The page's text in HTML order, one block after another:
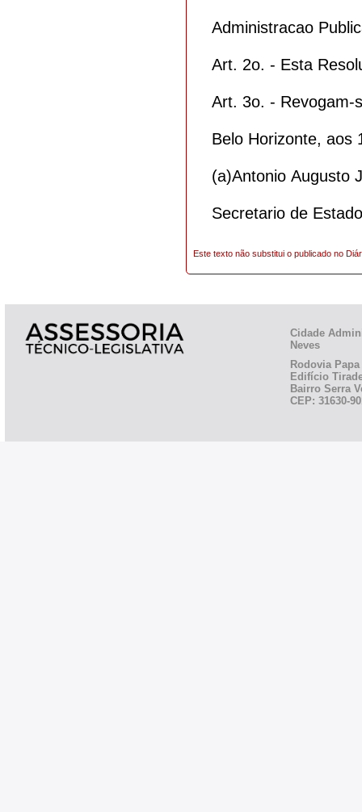
Administracao
Art. 2o. - Esta
Art. 3o. - Revogam-
Belo Horizonte, aos
(a)Antonio Augusto
Secretario de
Este texto não substitui o publicado no
Cidade
Neves
Rodovia
Edifício
Bairro Serra
CEP: 31630-